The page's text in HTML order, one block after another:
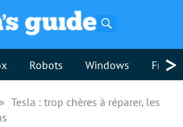
Robots Windows >
Tesla : trop chères à réparer, les